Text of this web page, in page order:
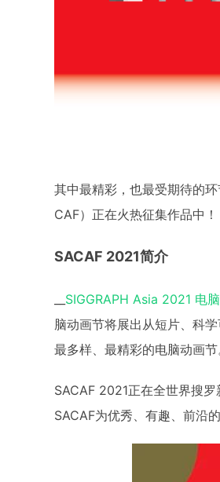
其中最精彩，也最受期待的
CAF）正在火热征集作品中！
SACAF 2021简介
SIGGRAPH Asia 2021 电
脑动画节将展出从短片、科
最多样、最精彩的电脑动画节
SACAF 2021正在全世界搜
SACAF为优秀、有趣、前沿